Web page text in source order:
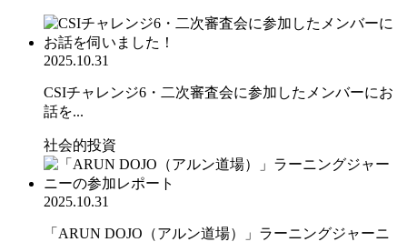
2025.10.31
CSIチャレンジ6・二次審査会に参加したメンバーにお
話を...
社会的投資
2025.10.31
「ARUN DOJO（アルン道場）」ラーニングジャーニ